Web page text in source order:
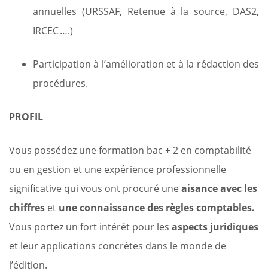
annuelles (URSSAF, Retenue à la source, DAS2,
IRCEC ….)
Participation à l’amélioration et à la rédaction des
procédures.
PROFIL
Vous possédez une formation bac + 2 en comptabilité
ou en gestion et une expérience professionnelle
significative qui vous ont procuré une aisance avec les
chiffres et une connaissance des règles comptables.
Vous portez un fort intérêt pour les aspects juridiques
et leur applications concrètes dans le monde de
l’édition.